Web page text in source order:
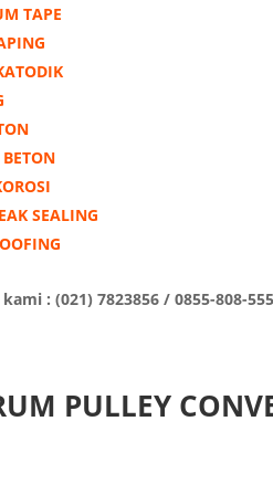
TAPE
SEALING
: (021) 7823856 / 0855-808-
PULLEY